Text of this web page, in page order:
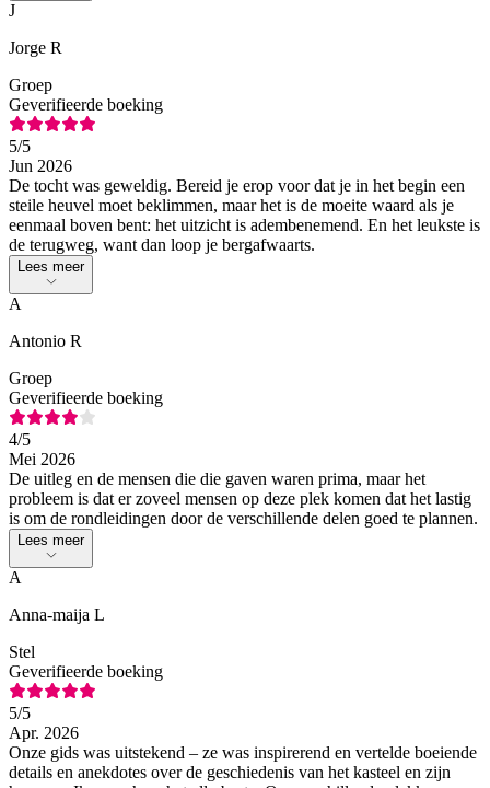
J
Jorge R
Groep
Geverifieerde boeking
5/5
Jun 2026
De tocht was geweldig. Bereid je erop voor dat je in het begin een
steile heuvel moet beklimmen, maar het is de moeite waard als je
eenmaal boven bent: het uitzicht is adembenemend. En het leukste is
de terugweg, want dan loop je bergafwaarts.
Lees meer
A
Antonio R
Groep
Geverifieerde boeking
4/5
Mei 2026
De uitleg en de mensen die die gaven waren prima, maar het
probleem is dat er zoveel mensen op deze plek komen dat het lastig
is om de rondleidingen door de verschillende delen goed te plannen.
Lees meer
A
Anna-maija L
Stel
Geverifieerde boeking
5/5
Apr. 2026
Onze gids was uitstekend – ze was inspirerend en vertelde boeiende
details en anekdotes over de geschiedenis van het kasteel en zijn